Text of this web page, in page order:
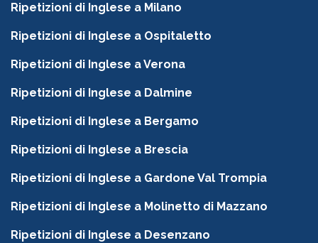
Ripetizioni di Inglese a Milano
Ripetizioni di Inglese a Ospitaletto
Ripetizioni di Inglese a Verona
Ripetizioni di Inglese a Dalmine
Ripetizioni di Inglese a Bergamo
Ripetizioni di Inglese a Brescia
Ripetizioni di Inglese a Gardone Val Trompia
Ripetizioni di Inglese a Molinetto di Mazzano
Ripetizioni di Inglese a Desenzano